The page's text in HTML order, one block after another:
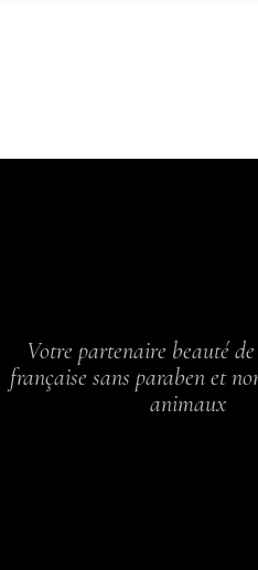
Votre partenaire beauté
française sans paraben et
animaux